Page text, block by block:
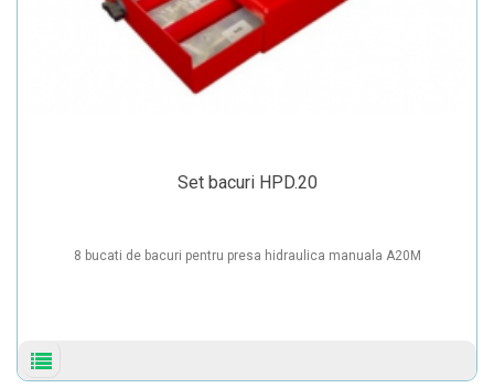
Set bacuri HPD.20
8 bucati de bacuri pentru presa hidraulica manuala A20M